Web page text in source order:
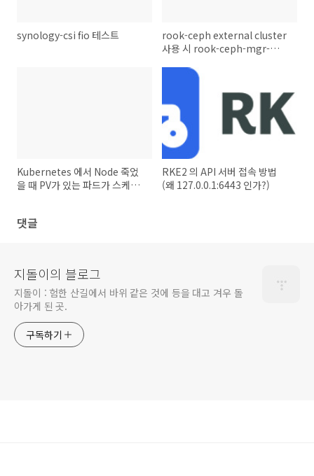
synology-csi fio 테스트
rook-ceph external cluster
사용 시 rook-ceph-mgr-
Kubernetes 에서 Node 죽었
을 때 PV가 있는 파드가 스케쥴
RKE2 의 API 서버 접속 방법
(왜 127.0.0.1:6443 인가?)
댓글
지돌이의 블로그
지돌이 : 험한 산길에서 바위 같은 것에 등을 대고 겨우 돌
아가게 된 곳.
구독하기